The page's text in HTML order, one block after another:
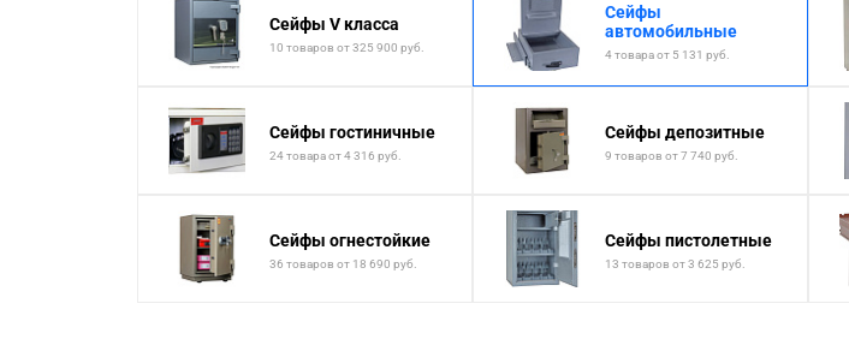
Сейфы V класса
10 товаров от 325 900 руб.
Сейфы
автомобильные
4 товара от 5 131 руб.
Сейфы гостиничные
24 товара от 4 316 руб.
Сейфы депозитные
9 товаров от 7 740 руб.
Сейфы огнестойкие
36 товаров от 18 690 руб.
Сейфы пистолетные
13 товаров от 3 625 руб.